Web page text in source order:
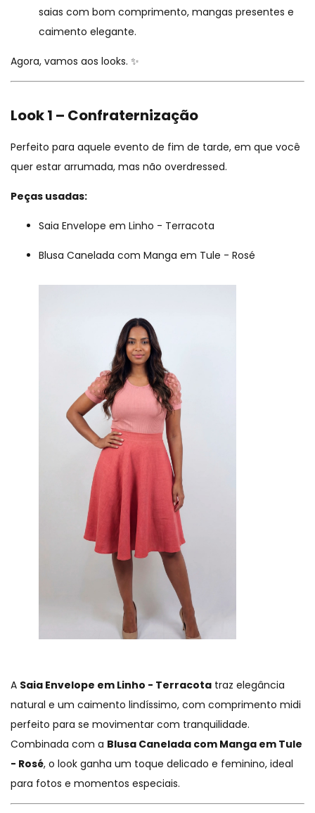
saias com bom comprimento, mangas presentes e
caimento elegante.
Agora, vamos aos looks. ✨
Look 1 – Confraternização
Perfeito para aquele evento de fim de tarde, em que você
quer estar arrumada, mas não overdressed.
Peças usadas:
Saia Envelope em Linho - Terracota
Blusa Canelada com Manga em Tule - Rosé
A Saia Envelope em Linho - Terracota traz elegância
natural e um caimento lindíssimo, com comprimento midi
perfeito para se movimentar com tranquilidade.
Combinada com a Blusa Canelada com Manga em Tule
- Rosé, o look ganha um toque delicado e feminino, ideal
para fotos e momentos especiais.